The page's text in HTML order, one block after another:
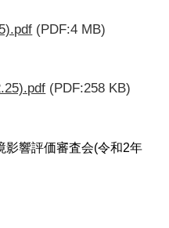
(PDF:4 MB)
(PDF:258 KB)
影響評価審査会(令和2年